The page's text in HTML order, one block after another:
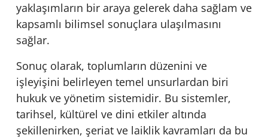
yaklaşımların bir araya gelerek daha sağlam ve
kapsamlı bilimsel sonuçlara ulaşılmasını
sağlar.
Sonuç olarak, toplumların düzenini ve
işleyişini belirleyen temel unsurlardan biri
hukuk ve yönetim sistemidir. Bu sistemler,
tarihsel, kültürel ve dini etkiler altında
şekillenirken, şeriat ve laiklik kavramları da bu